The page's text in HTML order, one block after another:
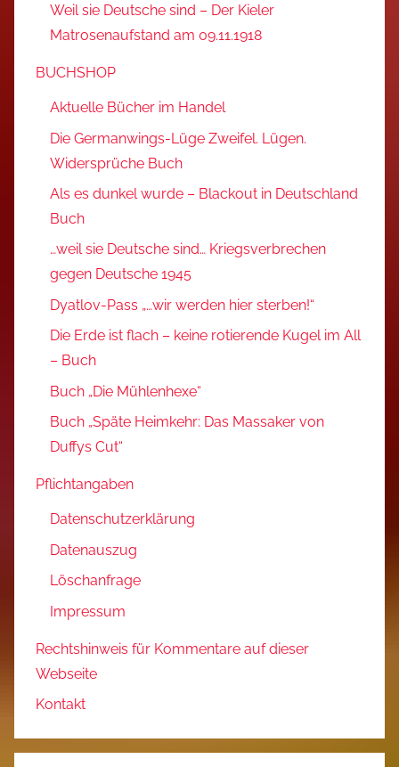
Weil sie Deutsche sind – Der Kieler
Matrosenaufstand am 09.11.1918
BUCHSHOP
Aktuelle Bücher im Handel
Die Germanwings-Lüge Zweifel. Lügen.
Widersprüche Buch
Als es dunkel wurde – Blackout in Deutschland
Buch
…weil sie Deutsche sind… Kriegsverbrechen
gegen Deutsche 1945
Dyatlov-Pass „…wir werden hier sterben!“
Die Erde ist flach – keine rotierende Kugel im All
– Buch
Buch „Die Mühlenhexe“
Buch „Späte Heimkehr: Das Massaker von
Duffys Cut“
Pflichtangaben
Datenschutzerklärung
Datenauszug
Löschanfrage
Impressum
Rechtshinweis für Kommentare auf dieser
Webseite
Kontakt